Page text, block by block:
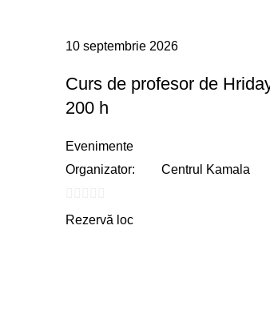
10 septembrie 2026
Curs de profesor de
200 h
Evenimente
Organizator:
Centrul Kamala
0
Rezervă loc